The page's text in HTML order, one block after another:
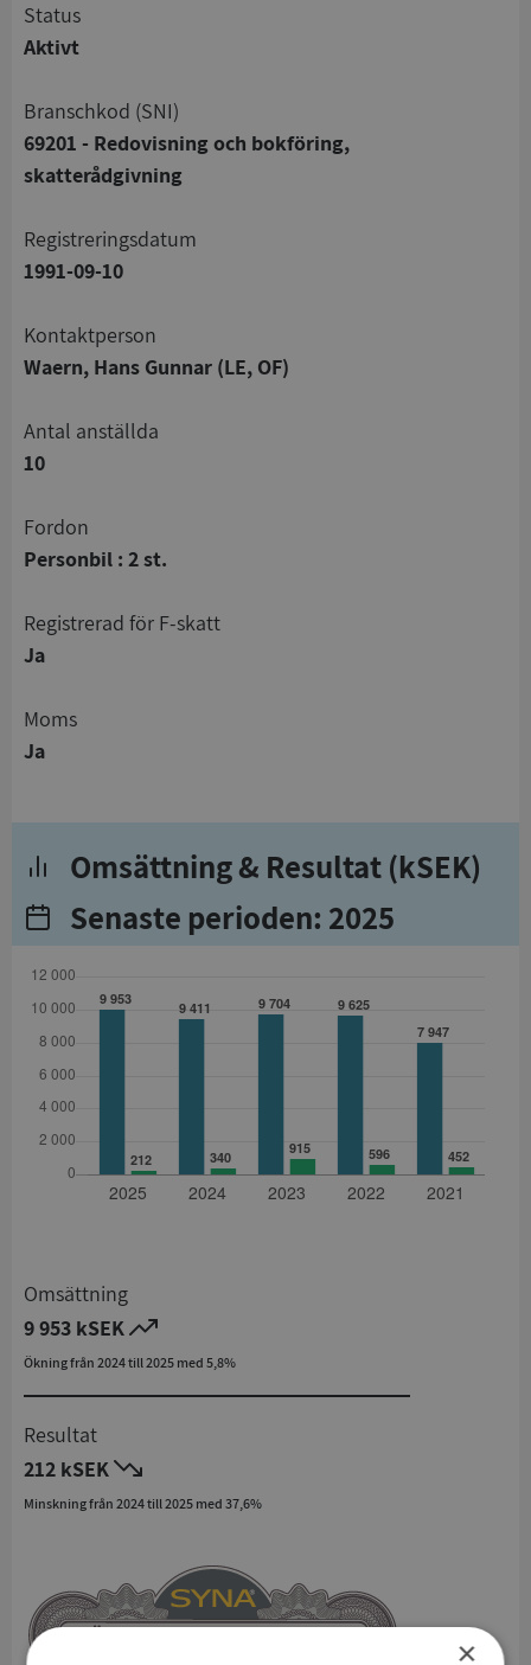
status
Aktivt
branschkod (SNI)
69201 - Redovisning och bokföring,
skatterådgivning
registreringsdatum
1991-09-10
Kontaktperson
Waern, Hans Gunnar (LE, OF)
Antal anställda
10
Fordon
Personbil : 2 st.
registrerad för F-skatt
Ja
Moms
Ja
Omsättning & Resultat (kSEK)
Senaste perioden: 2025
Omsättning
9 953 kSEK
Ökning från 2024 till 2025 med 5,8%
Resultat
212 kSEK
Minskning från 2024 till 2025 med 37,6%
×